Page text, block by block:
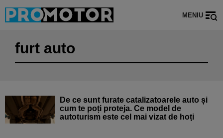
MENIU
furt auto
De ce sunt furate catalizatoarele auto și
cum te poți proteja. Ce model de
autoturism este cel mai vizat de hoți